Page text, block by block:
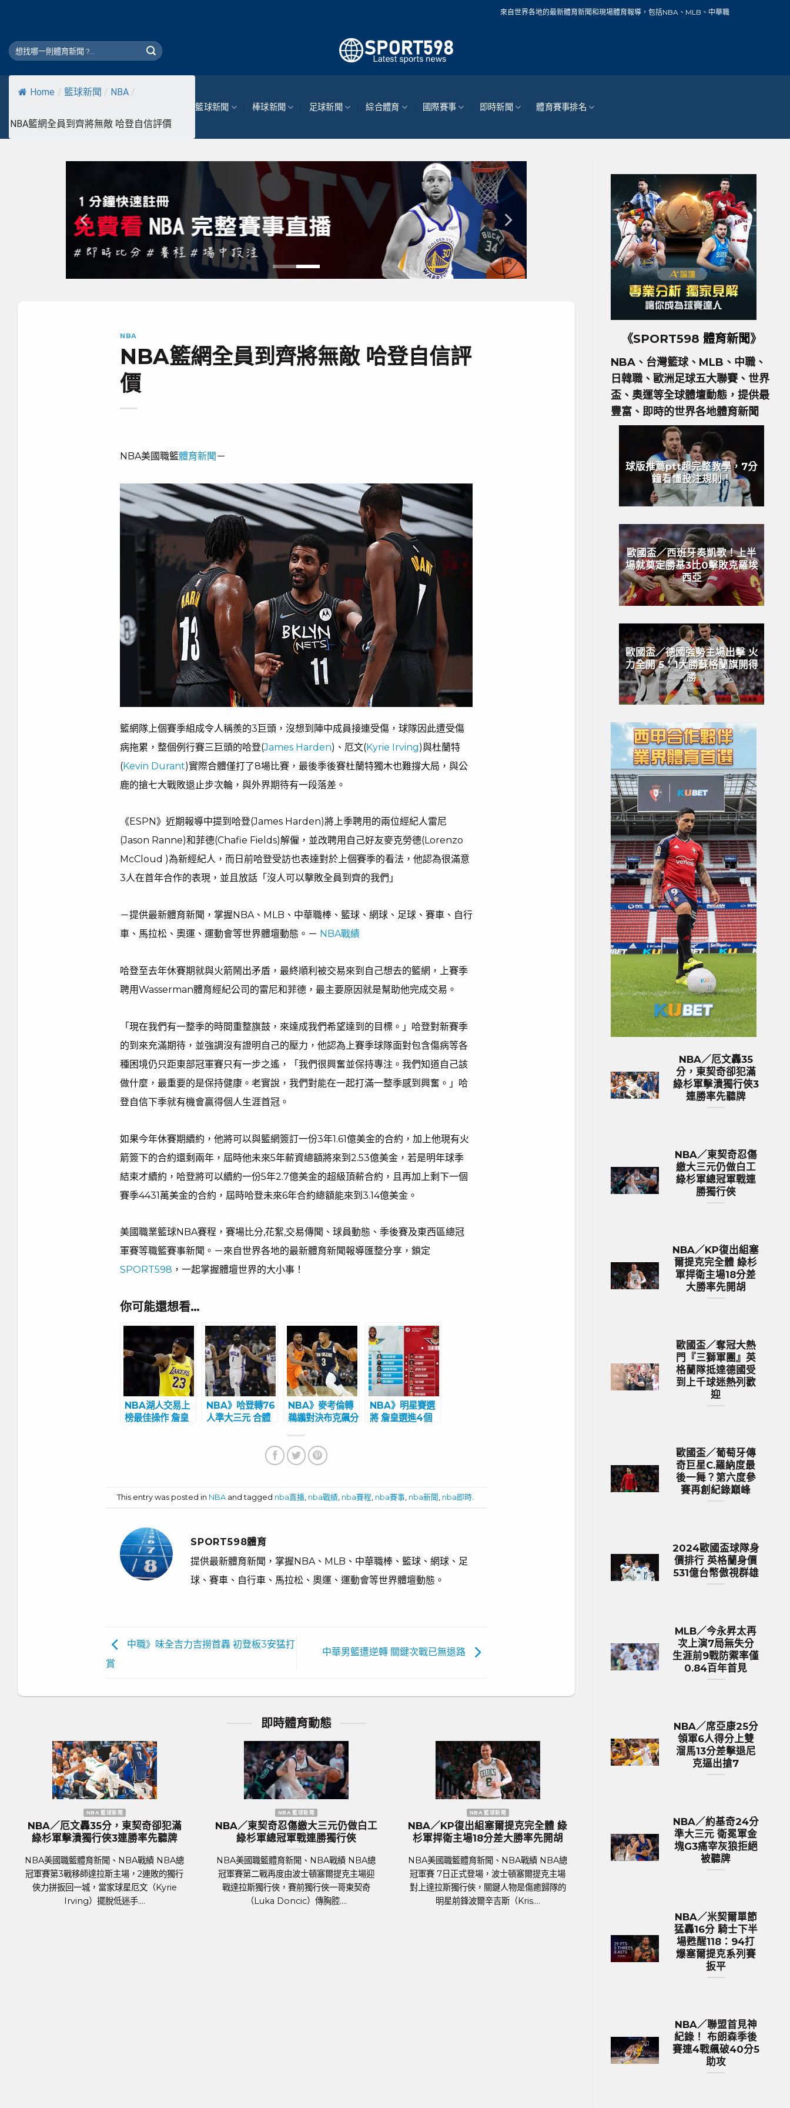
來自世界各地的最新體育新聞和現場體育報導，包括NBA、MLB、中華職棒、籃球、網球、足球、賽車、
Home / 籃球新聞 / NBA /
NBA籃網全員到齊將無敵 哈登自信評價
籃球新聞 棒球新聞 足球新聞 綜合體育 國際賽事 即時新聞 體育賽事排名
NBA
NBA籃網全員到齊將無敵 哈登自信評
價
NBA美國職籃體育新聞 －
籃網隊上個賽季組成令人稱羨的3巨頭，沒想到陣中成員接連受傷，球隊因此遭受傷
病拖累，整個例行賽三巨頭的哈登(James Harden)、厄文(Kyrie Irving)與杜蘭特
(Kevin Durant)實際合體僅打了8場比賽，最後季後賽杜蘭特獨木也難撐大局，與公
鹿的搶七大戰敗退止步次輪，與外界期待有一段落差。
《ESPN》近期報導中提到哈登(James Harden)將上季聘用的兩位經紀人雷尼
(Jason Ranne)和菲德(Chafie Fields)解僱，並改聘用自己好友麥克勞德(Lorenzo
McCloud )為新經紀人，而日前哈登受訪也表達對於上個賽季的看法，他認為很滿意
3人在首年合作的表現，並且放話「沒人可以擊敗全員到齊的我們」
－提供最新體育新聞，掌握NBA、MLB、中華職棒、籃球、網球、足球、賽車、自行
車、馬拉松、奧運、運動會等世界體壇動態。－ NBA戰績
哈登至去年休賽期就與火箭鬧出矛盾，最終順利被交易來到自己想去的籃網，上賽季
聘用Wasserman體育經紀公司的雷尼和菲德，最主要原因就是幫助他完成交易。
「現在我們有一整季的時間重整旗鼓，來達成我們希望達到的目標。」哈登對新賽季
的到來充滿期待，並強調沒有證明自己的壓力，他認為上賽季球隊面對包含傷病等各
種困境仍只距東部冠軍賽只有一步之遙，「我們很興奮並保持專注。我們知道自己該
做什麼，最重要的是保持健康。老實說，我們對能在一起打滿一整季感到興奮。」哈
登自信下季就有機會贏得個人生涯首冠。
如果今年休賽期續約，他將可以與籃網簽訂一份3年1.61億美金的合約，加上他現有火
箭簽下的合約還剩兩年，屆時他未來5年薪資總額將來到2.53億美金，若是明年球季
結束才續約，哈登將可以續約一份5年2.7億美金的超級頂薪合約，且再加上剩下一個
賽季4431萬美金的合約，屆時哈登未來6年合約總額能來到3.14億美金。
美國職業籃球NBA賽程，賽場比分,花絮,交易傳聞、球員動態、季後賽及東西區總冠
軍賽等職籃賽事新聞。－來自世界各地的最新體育新聞報導匯整分享，鎖定
SPORT598 ，一起掌握體壇世界的大小事！
你可能還想看…
NBA湖人交易上
榜最佳操作 詹皇
NBA》哈登轉76
人準大三元 合體
NBA》麥考倫轉
鵜鶘對決布克飆分
NBA》明星賽選
將 詹皇選進4個
This entry was posted in NBA and tagged nba直播 nba戰績 nba賽程 nba賽事 nba新聞 nba即時
SPORT598體育
提供最新體育新聞，掌握NBA、MLB、中華職棒、籃球、網球、足
球、賽車、自行車、馬拉松、奧運、運動會等世界體壇動態。
中職》味全吉力吉撈首轟 初登板3安猛打
賞
中華男籃遭逆轉 關鍵次戰已無退路
即時體育動態
塞爾提克完全體 綠
分差大勝率先開胡
新聞、NBA戰績 NBA總
場，波士頓塞爾提克主場
，關鍵人物是傷癒歸隊的
爾辛吉斯（Kris....
歐國盃／奪冠大熱門『三獅軍團』英
格蘭隊抵達德國受到上千球迷熱列歡
足球聯賽體育新聞、足球戰績 萬眾矚目的
2024年歐洲國家盃（UEFA Euro 2024）
將於6月14日於德國正式開踢。各國好手摩拳
歐國盃／葡萄牙傳奇巨星C.羅納度最
後一舞？第六度參賽再創紀錄巔峰
足球聯賽體育新聞、足球戰績 2024年歐洲
國家盃即將於6月14日晚上在德國揭幕，39
歲的葡萄牙球星C.羅納度（Cristiano
2024歐國盃球隊身價排行 英格蘭身
價531億台幣傲視群雄
足球聯賽體育新聞、足球戰績 在今年德國舉
行的歐洲國家盃中，英格蘭以12.9億英鎊
（約531億新台幣）的總身價傲視群雄，成為
身價最高的球隊。根據英國體育....
MLB／今永昇太再
生涯前9戰防禦
MLB美國職棒體育新
加哥隊小熊日籍左
《SPORT598 體育新聞》
NBA、台灣籃球、MLB、中職、
日韓職、歐洲足球五大聯賽、世界
盃、奧運等全球體壇動態，提供最
豐富、即時的世界各地體育新聞
球版推薦ptt超完整教學，7分
鐘看懂投注規則！
歐國盃／西班牙奏凱歌！上半
場就奠定勝基3比0擊敗克羅埃
西亞
歐國盃／德國強勢主場出擊 火
力全開 5：1大勝蘇格蘭旗開得
勝
NBA／厄文轟35
分，東契奇卻犯滿
綠杉軍擊潰獨行俠3
連勝率先聽牌
NBA／東契奇忍傷
繳大三元仍做白工
綠杉軍總冠軍戰連
勝獨行俠
NBA／KP復出組塞
爾提克完全體 綠杉
軍捍衛主場18分差
大勝率先開胡
歐國盃／奪冠大熱
門『三獅軍團』英
格蘭隊抵達德國受
到上千球迷熱列歡
迎
歐國盃／葡萄牙傳
奇巨星C.羅納度最
後一舞？第六度參
賽再創紀錄巔峰
2024歐國盃球隊身
價排行 英格蘭身價
531億台幣傲視群雄
MLB／今永昇太再
次上演7局無失分
生涯前9戰防禦率僅
0.84百年首見
NBA／席亞康25分
領軍6人得分上雙
溜馬13分差擊退尼
克逼出搶7
NBA／約基奇24分
準大三元 衛冕軍金
塊G3痛宰灰狼拒絕
被聽牌
NBA／米契爾單節
猛轟16分 騎士下半
場甦醒118：94打
爆塞爾提克系列賽
扳平
NBA／聯盟首見神
紀錄！ 布朗森季後
賽連4戰飆破40分5
助攻